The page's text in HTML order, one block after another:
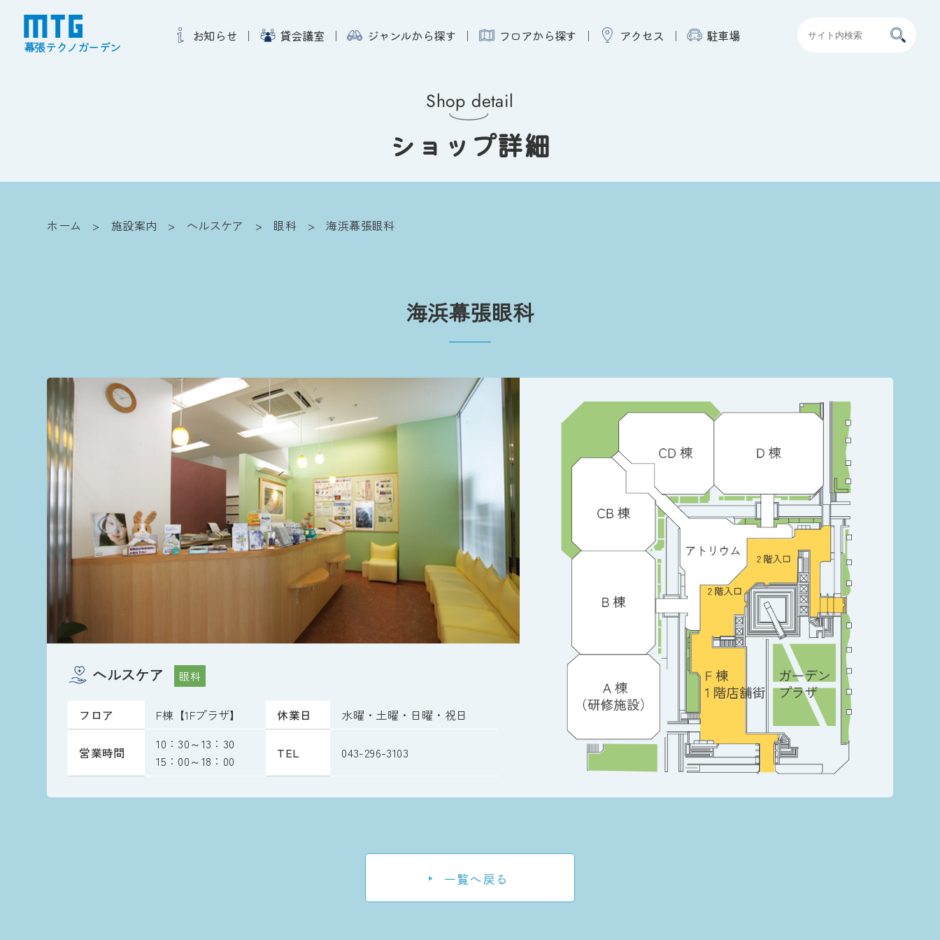
幕張テクノガーデン
お知らせ 貸会議室 ジャンルから探す フロアから探す アクセス 駐車場
Shop detail
ショップ詳細
ホーム 施設案内 ヘルスケア 眼科 海浜幕張眼科
海浜幕張眼科
ヘルスケア 眼科
フロア F棟【1Fプラザ】 休業日 水曜・土曜・日曜・祝日
営業時間
10：30～13：30
15：00～18：00
TEL 043-296-3103
一覧へ戻る